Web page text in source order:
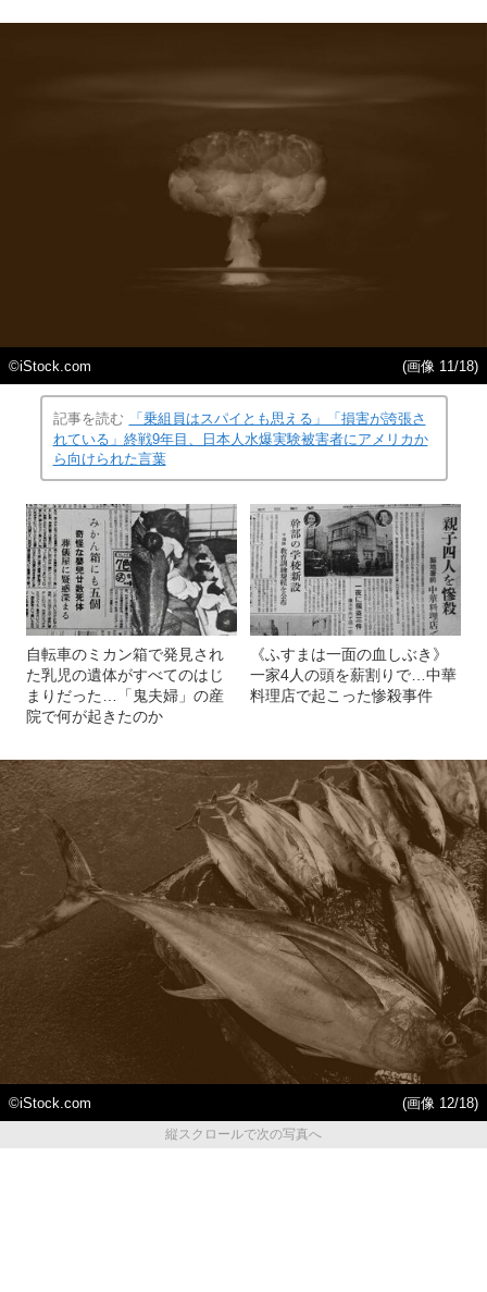
©iStock.com (画像 11/18)
記事を読む
「乗組員はスパイとも思える」「損害が誇張さ
れている」終戦9年目、日本人水爆実験被害者にアメリカか
ら向けられた言葉
自転車のミカン箱で発見され
た乳児の遺体がすべてのはじ
まりだった…「鬼夫婦」の産
院で何が起きたのか
《ふすまは一面の血しぶき》
一家4人の頭を薪割りで…中華
料理店で起こった惨殺事件
©iStock.com
(画像 12/18)
縦スクロールで次の写真へ